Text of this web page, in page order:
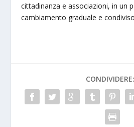
cittadinanza e associazioni, in un
cambiamento graduale e
CONDIVIDERE: